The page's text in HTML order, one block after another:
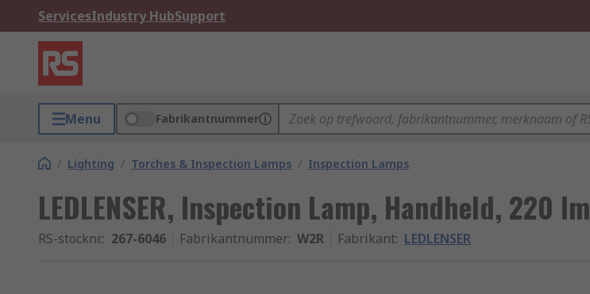
ServicesIndustry HubSupport
Menu Fabrikantnummer
/ Lighting / Torches & Inspection Lamps / Inspection Lamps
LEDLENSER, Inspection Lamp, Handheld, 220 lm
RS-stocknr.: 267-6046 Fabrikantnummer: W2R Fabrikant: LEDLENSER